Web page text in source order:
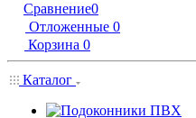
Сравнение0
Отложенные 0
Корзина 0
Каталог